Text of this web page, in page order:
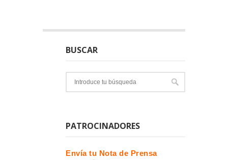
BUSCAR
PATROCINADORES
Envía tu Nota de Prensa